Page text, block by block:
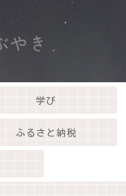
やき
学び
ふるさと納税